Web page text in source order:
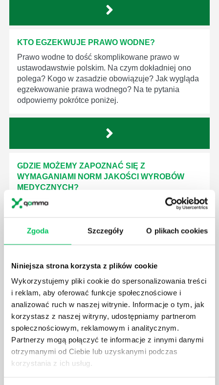
Zgoda Szczegóły O plikach cookies
Niniejsza strona korzysta z plików cookie
Wykorzystujemy pliki cookie do spersonalizowania treści
i reklam, aby oferować funkcje społecznościowe i
analizować ruch w naszej witrynie. Informacje o tym, jak
korzystasz z naszej witryny, udostępniamy partnerom
społecznościowym, reklamowym i analitycznym.
Partnerzy mogą połączyć te informacje z innymi danymi
otrzymanymi od Ciebie lub uzyskanymi podczas
korzystania z ich usług.
KTO EGZEKWUJE PRAWO WODNE?
Prawo wodne to dość skomplikowane prawo w
ustawodawstwie polskim. Na czym dokładniej ono
polega? Kogo w zasadzie obowiązuje? Jak wygląda
egzekwowanie prawa wodnego? Na te pytania
odpowiemy pokrótce poniżej.
GDZIE MOŻEMY ZAPOZNAĆ SIĘ Z
WYMAGANIAMI NORM JAKOŚCI WYROBÓW
MEDYCZNYCH?
W związku z ogromnym rozwojem dzisiejszego
społeczeństwa wprowadzane jest coraz więcej reguł,
dziedziny gospodarki. Dzięki nim wszystkie firmy
będą zobowiązane przestrzegać zasad, których
produktów, które trafiają do klientów.
CZYM ZAJMUJE SIĘ AUDYTOR WEWNĘTRZNY
LABORATORIUM?
W każdym miejscu pracy osoby zatrudnione na
poszczególne stanowiska muszą wykonywać